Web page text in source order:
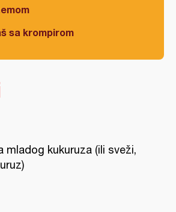
sa krompirom
mladog kukuruza (ili sveži,